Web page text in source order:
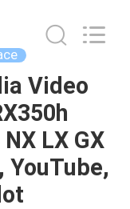
Video
LX GX
YouTube,